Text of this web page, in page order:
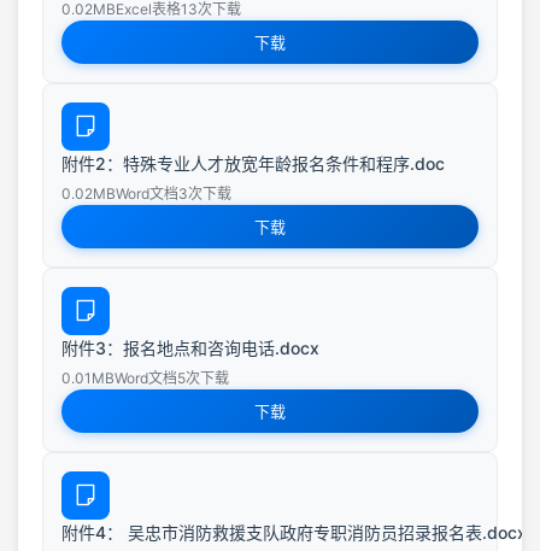
0.02MBExcel表格13次下载
下载
附件2：特殊专业人才放宽年龄报名条件和程序.doc
0.02MBWord文档3次下载
下载
附件3：报名地点和咨询电话.docx
0.01MBWord文档5次下载
下载
附件4： 吴忠市消防救援支队政府专职消防员招录报名表.docx